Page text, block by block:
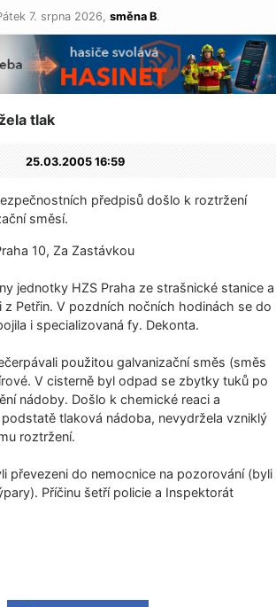
7. srpna 2026, směna B.
tlak
25.03.2005 16:59
předpisů došlo k roztržení
smě­sí.
10, Za Zastávkou
jednotky HZS Praha ze strašnické stanice a
z Petřin. V pozdních nočních hodinách se do
i specializovaná fy. Dekonta.
použitou galvanizační směs (směs
V cisterně byl odpad se zbytky tuků po
nádoby. Došlo k chemické reaci a
tlaková nádoba, nevydržela vzniklý
roztržení.
převezeni do nemocnice na pozorování (byli
Příčinu šetří policie a Inspektorát